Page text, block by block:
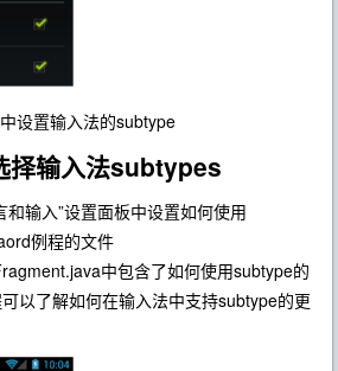
设置输入法的subtype
择输入法subtypes
和输入”设置面板中设置如何使用
例程的文件
中包含了如何使用subtype的
以了解如何在输入法中支持subtype的更